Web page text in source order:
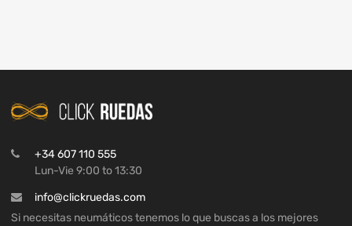
+34 607 110 555
Lun-Vie 9:00 to 13:30
info@clickruedas.com
Si necesitas neumáticos tenemos lo que buscas a los mejores